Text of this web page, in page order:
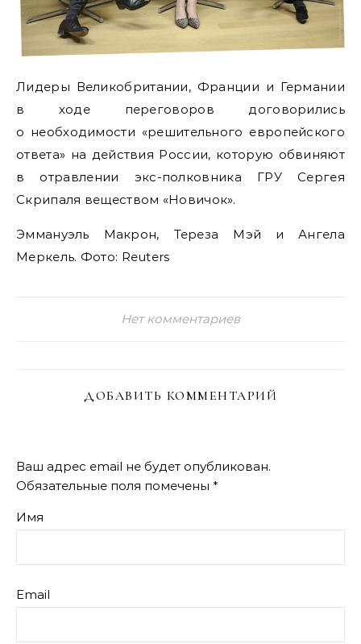
Лидеры Великобритании, Франции и Германии
в ходе переговоров договорились
о необходимости «решительного европейского
ответа» на действия России, которую обвиняют
в отравлении экс-полковника ГРУ Сергея
Скрипаля веществом «Новичок».
Эммануэль Макрон, Тереза Мэй и Ангела
Меркель. Фото: Reuters
Нет комментариев
ДОБАВИТЬ КОММЕНТАРИЙ
Ваш адрес email не будет опубликован.
Обязательные поля помечены *
Имя
Email